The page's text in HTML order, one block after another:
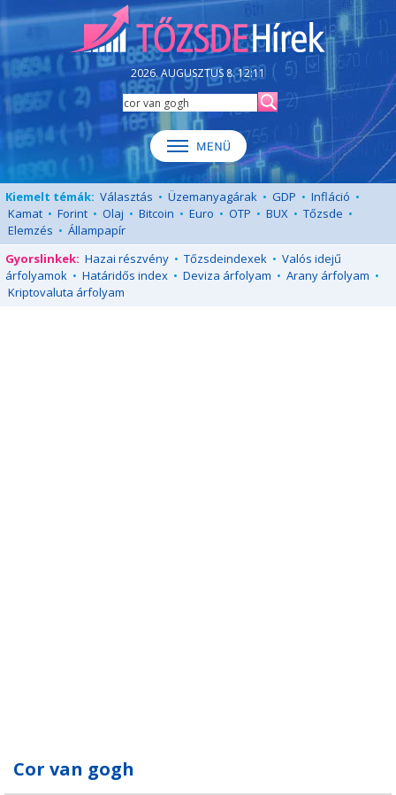
2026. AUGUSZTUS 8. 12:11
Kiemelt témák: Választás • Üzemanyagárak • GDP • Infláció •
Kamat • Forint • Olaj • Bitcoin • Euro • OTP • BUX • Tőzsde •
Elemzés • Állampapír
Gyorslinkek: Hazai részvény • Tőzsdeindexek • Valós idejű
árfolyamok • Határidős index • Deviza árfolyam • Arany árfolyam •
Kriptovaluta árfolyam
Cor van gogh